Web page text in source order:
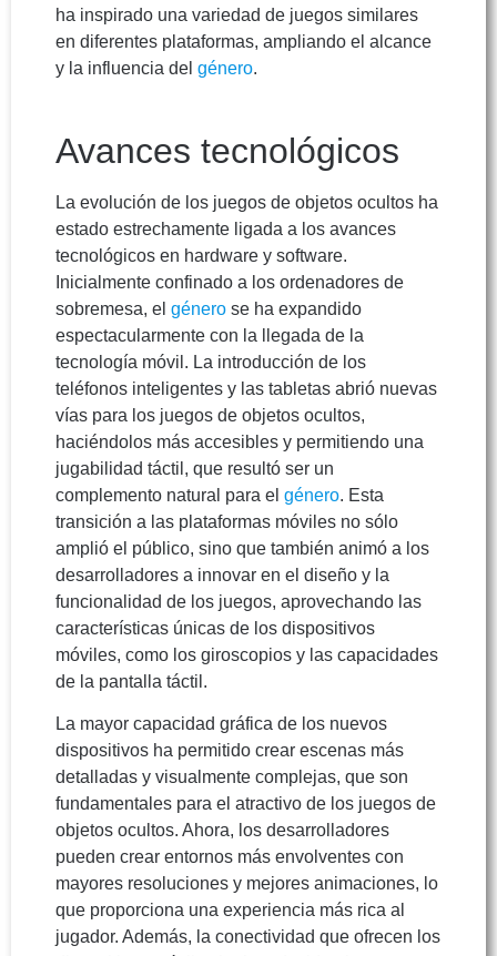
ha inspirado una variedad de juegos similares
en diferentes plataformas, ampliando el alcance
y la influencia del género.
Avances tecnológicos
La evolución de los juegos de objetos ocultos ha
estado estrechamente ligada a los avances
tecnológicos en hardware y software.
Inicialmente confinado a los ordenadores de
sobremesa, el género se ha expandido
espectacularmente con la llegada de la
tecnología móvil. La introducción de los
teléfonos inteligentes y las tabletas abrió nuevas
vías para los juegos de objetos ocultos,
haciéndolos más accesibles y permitiendo una
jugabilidad táctil, que resultó ser un
complemento natural para el género. Esta
transición a las plataformas móviles no sólo
amplió el público, sino que también animó a los
desarrolladores a innovar en el diseño y la
funcionalidad de los juegos, aprovechando las
características únicas de los dispositivos
móviles, como los giroscopios y las capacidades
de la pantalla táctil.
La mayor capacidad gráfica de los nuevos
dispositivos ha permitido crear escenas más
detalladas y visualmente complejas, que son
fundamentales para el atractivo de los juegos de
objetos ocultos. Ahora, los desarrolladores
pueden crear entornos más envolventes con
mayores resoluciones y mejores animaciones, lo
que proporciona una experiencia más rica al
jugador. Además, la conectividad que ofrecen los